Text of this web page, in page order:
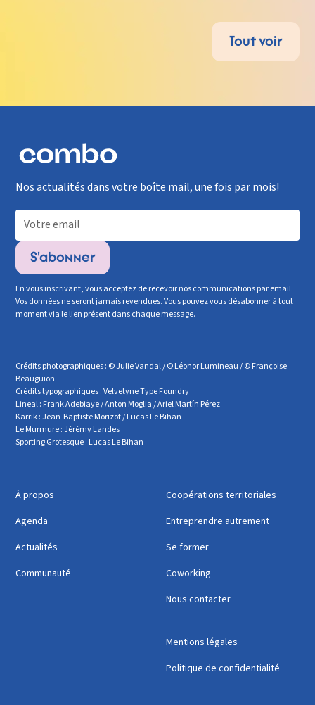
Tout voir
Nos actualités dans votre boîte mail, une fois par mois!
En vous inscrivant, vous acceptez de recevoir nos communications par email.
Vos données ne seront jamais revendues. Vous pouvez vous désabonner à tout
moment via le lien présent dans chaque message.
Crédits photographiques : © Julie Vandal / © Léonor Lumineau / © Françoise
Beauguion
Crédits typographiques : Velvetyne Type Foundry
Lineal : Frank Adebiaye / Anton Moglia / Ariel Martín Pérez
Karrik : Jean-Baptiste Morizot / Lucas Le Bihan
Le Murmure : Jérémy Landes
Sporting Grotesque : Lucas Le Bihan
À propos
Agenda
Actualités
Communauté
Coopérations territoriales
Entreprendre autrement
Se former
Coworking
Nous contacter
Mentions légales
Politique de confidentialité